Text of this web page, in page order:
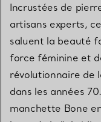
Incrustées de
artisans experts,
saluent la beauté
force féminine et
révolutionnaire de
dans les années
manchette Bone